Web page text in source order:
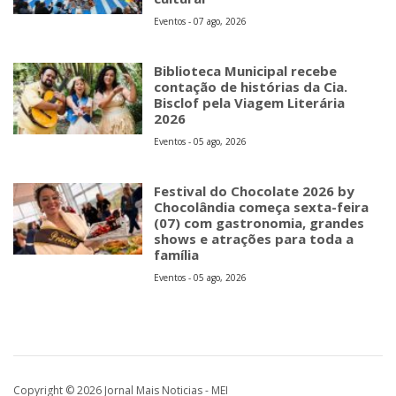
Eventos - 07 ago, 2026
Biblioteca Municipal recebe
contação de histórias da Cia.
Bisclof pela Viagem Literária
2026
Eventos - 05 ago, 2026
Festival do Chocolate 2026 by
Chocolândia começa sexta-feira
(07) com gastronomia, grandes
shows e atrações para toda a
família
Eventos - 05 ago, 2026
Copyright © 2026 Jornal Mais Noticias - MEI